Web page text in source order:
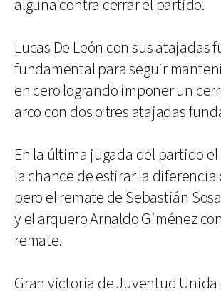
alguna contra cerrar el partido.
Lucas De León con sus atajadas
fundamental para seguir
en cero logrando imponer un
arco con dos o tres atajadas
En la última jugada del partido
la chance de estirar la
pero el remate de Sebastián
y el arquero Arnaldo Giménez
remate.
Gran victoria de Juventud Unida